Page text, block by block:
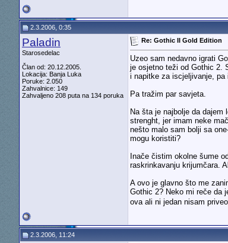
2.3.2006, 0:35
Paladin
Starosedelac
Član od: 20.12.2005.
Lokacija: Banja Luka
Poruke: 2.050
Zahvalnice: 149
Zahvaljeno 208 puta na 134 poruka
Re: Gothic II Gold Edition
Uzeo sam nedavno igrati
je osjetno teži od Gothic 2.
i napitke za iscjeljivanje, pa
Pa tražim par savjeta.
Na šta je najbolje da
strenght, jer imam neke
nešto malo sam bolji sa
mogu koristiti?
Inače čistim okolne šume
raskrinkavanju krijumčara.
A ovo je glavno što me
Gothic 2? Neko mi reče da
ova ali ni jedan nisam
2.3.2006, 11:24